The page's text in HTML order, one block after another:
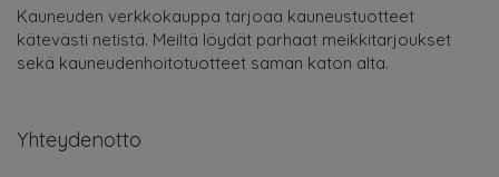
Kauneuden verkkokauppa tarjoaa kauneustuotteet
kätevästi netistä. Meiltä löydät parhaat meikkitarjoukset
sekä kauneudenhoitotuotteet saman katon alta.
Yhteydenotto